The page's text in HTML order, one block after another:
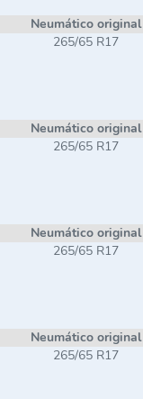
Neumático original
265/65 R17
Neumático original
265/65 R17
Neumático original
265/65 R17
Neumático original
265/65 R17